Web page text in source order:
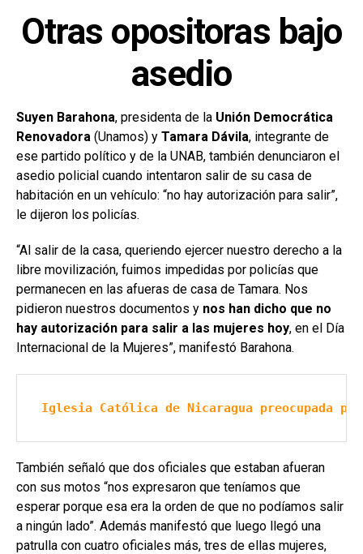
Otras opositoras bajo
asedio
Suyen Barahona, presidenta de la Unión Democrática
Renovadora (Unamos) y Tamara Dávila, integrante de
ese partido político y de la UNAB, también denunciaron el
asedio policial cuando intentaron salir de su casa de
habitación en un vehículo: “no hay autorización para salir”,
le dijeron los policías.
“Al salir de la casa, queriendo ejercer nuestro derecho a la
libre movilización, fuimos impedidas por policías que
permanecen en las afueras de casa de Tamara. Nos
pidieron nuestros documentos y nos han dicho que no
hay autorización para salir a las mujeres hoy, en el Día
Internacional de la Mujeres”, manifestó Barahona.
Iglesia Católica de Nicaragua preocupada
También señaló que dos oficiales que estaban afueran
con sus motos “nos expresaron que teníamos que
esperar porque esa era la orden de que no podíamos salir
a ningún lado”. Además manifestó que luego llegó una
patrulla con cuatro oficiales más, tres de ellas mujeres,